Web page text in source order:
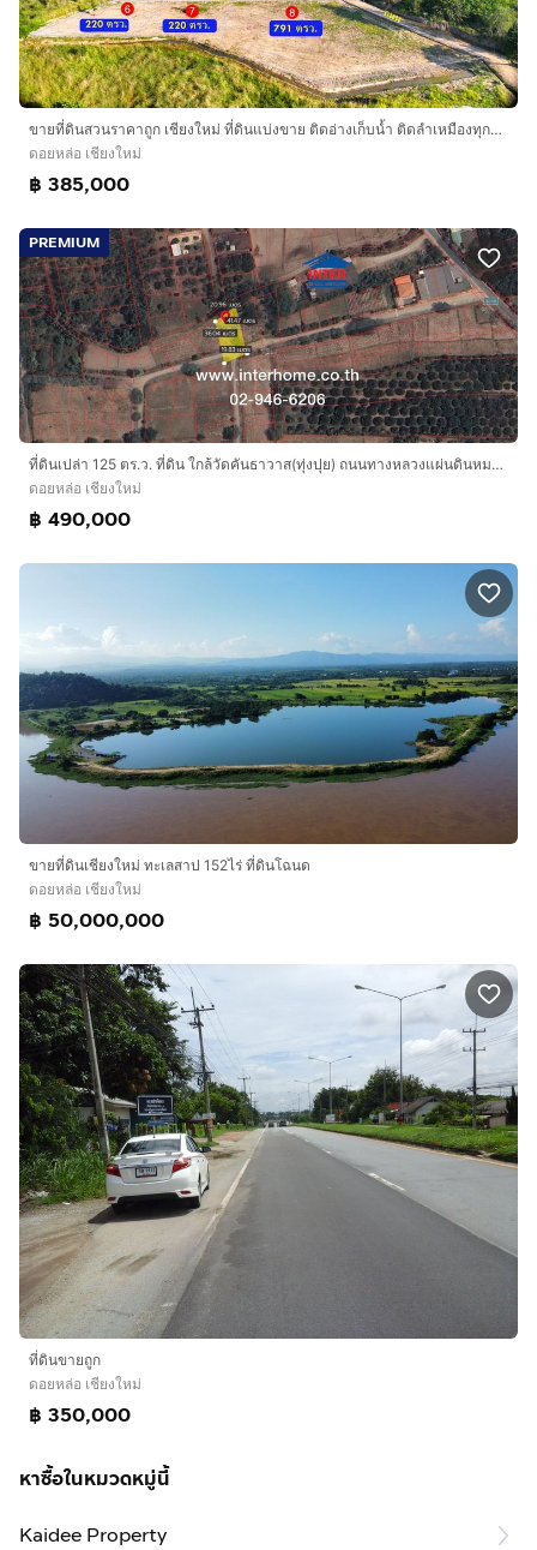
ขายที่ดินสวนราคาถูก เชียงใหม่ ที่ดินแบ่งขาย ติดอ่างเก็บน้ำ ติดลำเหมืองทุกแปลง ดินดี น้ำดี วิวเขา
ดอยหล่อ เชียงใหม่
฿ 385,000
PREMIUM
ที่ดินเปล่า 125 ตร.ว. ที่ดิน ใกล้วัดคันธาวาส(ทุ่งปุย) ถนนทางหลวงแผ่นดินหมายเลข108 ถนนทางหลวงชนบท3018 ดอยหล่อ เชียงใหม่
ดอยหล่อ เชียงใหม่
฿ 490,000
ขายที่ดินเชียงใหม่ ทะเลสาป 152ไร่ ที่ดินโฉนด
ดอยหล่อ เชียงใหม่
฿ 50,000,000
ที่ดินขายถูก
ดอยหล่อ เชียงใหม่
฿ 350,000
หาซื้อในหมวดหมู่นี้
Kaidee Property